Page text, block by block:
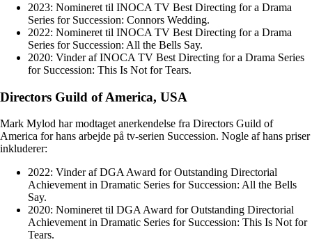
2023: Nomineret til INOCA TV Best Directing for a Drama
Series for Succession: Connors Wedding.
2022: Nomineret til INOCA TV Best Directing for a Drama
Series for Succession: All the Bells Say.
2020: Vinder af INOCA TV Best Directing for a Drama Series
for Succession: This Is Not for Tears.
Directors Guild of America, USA
Mark Mylod har modtaget anerkendelse fra Directors Guild of
America for hans arbejde på tv-serien Succession. Nogle af hans priser
inkluderer:
2022: Vinder af DGA Award for Outstanding Directorial
Achievement in Dramatic Series for Succession: All the Bells
Say.
2020: Nomineret til DGA Award for Outstanding Directorial
Achievement in Dramatic Series for Succession: This Is Not for
Tears.